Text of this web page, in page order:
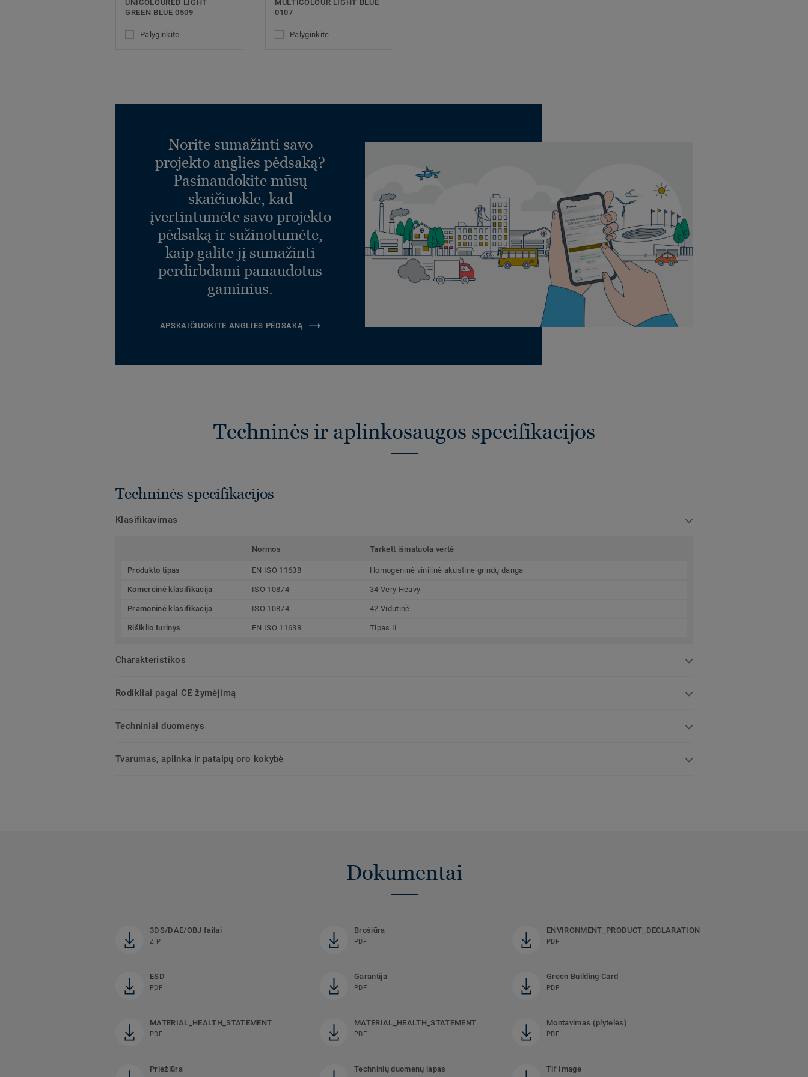
UNICOLOURED LIGHT
GREEN BLUE 0509
Palyginkite
MULTICOLOUR LIGHT BLUE
0107
Palyginkite
Norite sumažinti savo
projekto anglies pėdsaką?
Pasinaudokite mūsų
skaičiuokle, kad
įvertintumėte savo projekto
pėdsaką ir sužinotumėte,
kaip galite jį sumažinti
perdirbdami panaudotus
gaminius.
APSKAIČIUOKITE ANGLIES PĖDSAKĄ
Techninės ir aplinkosaugos specifikacijos
Techninės specifikacijos
Klasifikavimas
Normos Tarkett išmatuota vertė
Produkto tipas EN ISO 11638 Homogeninė vinilinė akustinė grindų danga
Komercinė klasifikacija ISO 10874 34 Very Heavy
Pramoninė klasifikacija ISO 10874 42 Vidutinė
Rišiklio turinys EN ISO 11638 Tipas II
Charakteristikos
Rodikliai pagal CE žymėjimą
Techniniai duomenys
Tvarumas, aplinka ir patalpų oro kokybė
Dokumentai
3DS/DAE/OBJ failai
ZIP
Brošiūra
PDF
ENVIRONMENT_PRODUCT_DECLARATION
PDF
ESD
PDF
Garantija
PDF
Green Building Card
PDF
MATERIAL_HEALTH_STATEMENT
PDF
MATERIAL_HEALTH_STATEMENT
PDF
Montavimas (plytelės)
PDF
Priežiūra Techninių duomenų lapas Tif Image